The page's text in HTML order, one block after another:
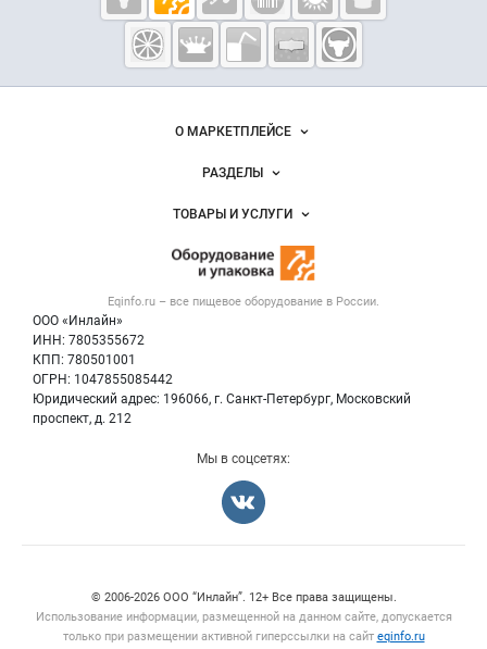
Eqinfo.ru —
пищевое
оборудование
и упаковка
Важные разделы и контакты
Eqinfo.ru – все пищевое оборудование в России.
ООО «Инлайн»
ИНН: 7805355672
КПП: 780501001
ОГРН: 1047855085442
Юридический адрес: 196066, г. Санкт-Петербург, Московский
проспект, д. 212
Навигация по сайтуО МАРКЕТПЛЕЙСЕ
Новости Eqinfo.ru
Размещение рекламы
Публичная оферта
Контактная информация
Политика обработки персональных данных
РАЗДЕЛЫ
Объявления
Вакансии
ТОВАРЫ И УСЛУГИ
Оборудование для пищепрома
Тара и упаковка
Б/у оборудование
Мы в соцсетях:
© 2006‑2026 ООО “Инлайн”. 12+ Все права защищены.
Использование информации, размещенной на данном сайте, допускается
только при размещении активной гиперссылки на сайт eqinfo.ru